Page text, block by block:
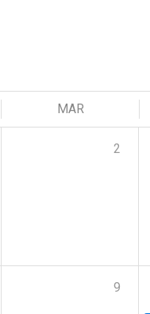
MAR
2
9